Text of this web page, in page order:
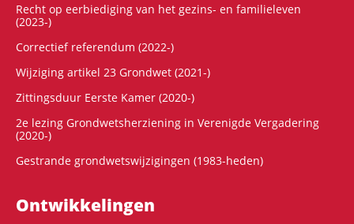
Recht op eerbiediging van het gezins- en familieleven
(2023-)
Correctief referendum (2022-)
Wijziging artikel 23 Grondwet (2021-)
Zittingsduur Eerste Kamer (2020-)
2e lezing Grondwetsherziening in Verenigde Vergadering
(2020-)
Gestrande grondwetswijzigingen (1983-heden)
Ontwikke­lingen